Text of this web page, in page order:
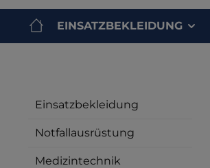
EINSATZBEKLEIDUNG
Einsatzbekleidung
Notfallausrüstung
Medizintechnik